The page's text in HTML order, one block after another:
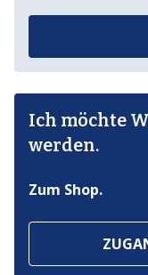
Ich möchte
werden.
Zum Shop.